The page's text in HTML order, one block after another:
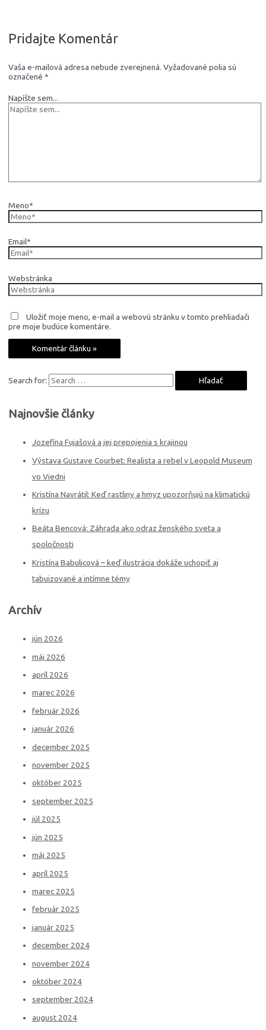
Pridajte Komentár
Vaša e-mailová adresa nebude zverejnená. Vyžadované polia sú
označené *
Napíšte sem...
Meno*
Email*
Webstránka
Uložiť moje meno, e-mail a webovú stránku v tomto prehliadači
pre moje budúce komentáre.
Search for:
Najnovšie články
Jozefína Fujašová a jej prepojenia s krajinou
Výstava Gustave Courbet: Realista a rebel v Leopold Museum
vo Viedni
Kristína Navrátil: Keď rastliny a hmyz upozorňujú na klimatickú
krízu
Beáta Bencová: Záhrada ako odraz ženského sveta a
spoločnosti
Kristína Babulicová – keď ilustrácia dokáže uchopiť aj
tabuizované a intímne témy
Archív
jún 2026
máj 2026
apríl 2026
marec 2026
február 2026
január 2026
december 2025
november 2025
október 2025
september 2025
júl 2025
jún 2025
máj 2025
apríl 2025
marec 2025
február 2025
január 2025
december 2024
november 2024
október 2024
september 2024
august 2024